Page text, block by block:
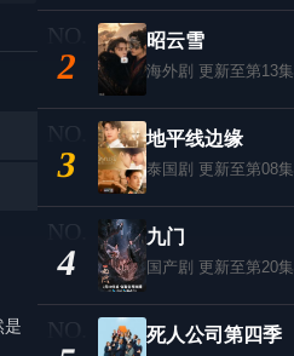
是
2
昭云雪
海外剧 更新至第13集
3
地平线边缘
泰国剧 更新至第08集
4
九门
国产剧 更新至第20集
死人公司第四季